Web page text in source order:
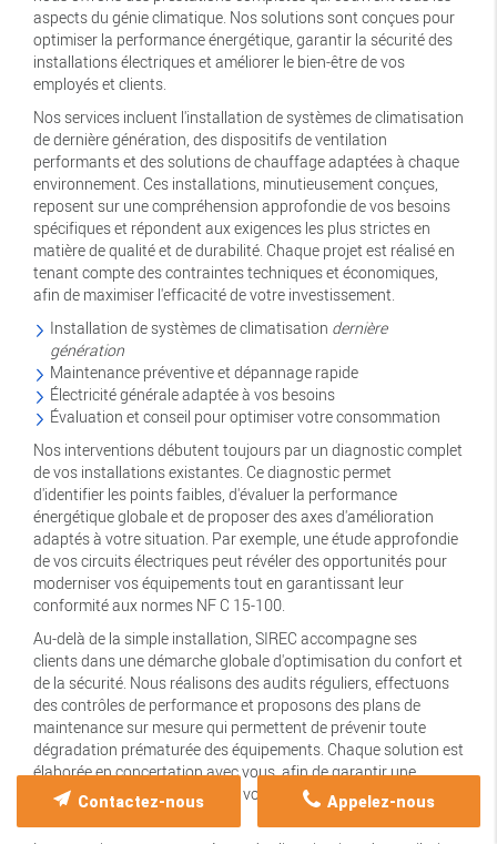
aspects du génie climatique. Nos solutions sont conçues pour
optimiser la performance énergétique, garantir la sécurité des
installations électriques et améliorer le bien-être de vos
employés et clients.
Nos services incluent l'installation de systèmes de climatisation
de dernière génération, des dispositifs de ventilation
performants et des solutions de chauffage adaptées à chaque
environnement. Ces installations, minutieusement conçues,
reposent sur une compréhension approfondie de vos besoins
spécifiques et répondent aux exigences les plus strictes en
matière de qualité et de durabilité. Chaque projet est réalisé en
tenant compte des contraintes techniques et économiques,
afin de maximiser l'efficacité de votre investissement.
Installation de systèmes de climatisation dernière
génération
Maintenance préventive et dépannage rapide
Électricité générale adaptée à vos besoins
Évaluation et conseil pour optimiser votre consommation
Nos interventions débutent toujours par un diagnostic complet
de vos installations existantes. Ce diagnostic permet
d'identifier les points faibles, d'évaluer la performance
énergétique globale et de proposer des axes d'amélioration
adaptés à votre situation. Par exemple, une étude approfondie
de vos circuits électriques peut révéler des opportunités pour
moderniser vos équipements tout en garantissant leur
conformité aux normes NF C 15-100.
Au-delà de la simple installation, SIREC accompagne ses
clients dans une démarche globale d'optimisation du confort et
de la sécurité. Nous réalisons des audits réguliers, effectuons
des contrôles de performance et proposons des plans de
maintenance sur mesure qui permettent de prévenir toute
dégradation prématurée des équipements. Chaque solution est
élaborée en concertation avec vous, afin de garantir une
intégration harmonieuse dans votre environnement
Appelez-nous
Contactez-nous